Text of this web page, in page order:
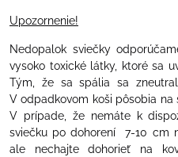
Upozornenie!
Nedopalok sviečky
vysoko toxické látky, ktoré sa
Tým, že sa spália sa
V odpadkovom koši pôsobia na
V prípade, že nemáte k
sviečku po dohorení 7-10 cm
ale nechajte dohorieť na